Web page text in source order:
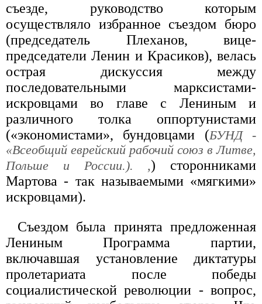
съезде, руководство которым
осуществляло избранное съездом бюро
(председатель Плеханов, вице-
председатели Ленин и Красиков), велась
острая дискуссия между
последовательными марксистами-
искровцами во главе с Лениным и
различного толка оппортунистами
(«экономистами», бундовцами (БУНД -
«Всеобщий еврейский рабочий союз в Литве,
Польше и России.). ,) сторонниками
Мартова - так называемыми «мягкими»
искровцами).
Съездом была принята предложенная
Лениным Программа партии,
включавшая установление диктатуры
пролетариата после победы
социалистической революции - вопрос,